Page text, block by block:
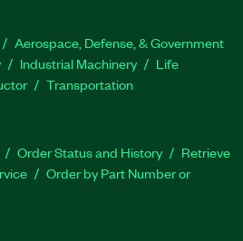
Aerospace, Defense, & Government
Industrial Machinery
Life
Transportation
Order Status and History
Retrieve
Order by Part Number or